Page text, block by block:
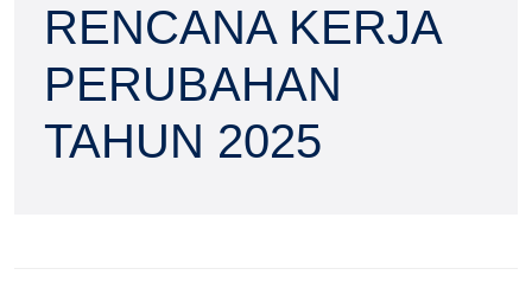
RENCANA KERJA
PERUBAHAN
TAHUN 2025